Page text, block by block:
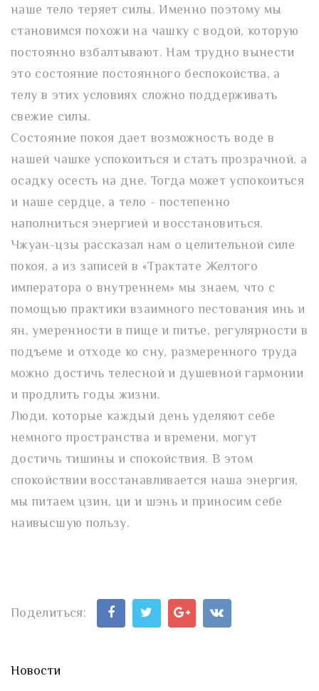
наше тело теряет силы. Именно поэтому мы
становимся похожи на чашку с водой, которую
постоянно взбалтывают. Нам трудно вынести
это состояние постоянного беспокойства, а
телу в этих условиях сложно поддерживать
свежие силы.
Состояние покоя дает возможность воде в
нашей чашке успокоиться и стать прозрачной, а
осадку осесть на дне. Тогда может успокоиться
и наше сердце, а тело - постепенно
наполниться энергией и восстановиться.
Чжуан-цзы рассказал нам о целительной силе
покоя, а из записей в «Трактате Желтого
императора о внутреннем» мы знаем, что с
помощью практики взаимного пестования инь и
ян, умеренности в пище и питье, регулярности в
подъеме и отходе ко сну, размеренного труда
можно достичь телесной и душевной гармонии
и продлить годы жизни.
Люди, которые каждый день уделяют себе
немного пространства и времени, могут
достичь тишины и спокойствия. В этом
спокойствии восстанавливается наша энергия,
мы питаем цзин, ци и шэнь и приносим себе
наивысшую пользу.
Поделиться:
Новости